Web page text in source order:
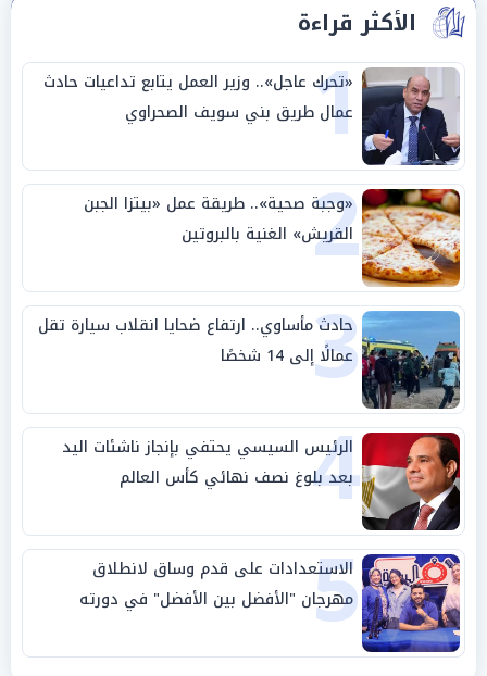
الأكثر قراءة
1
«تحرك عاجل».. وزير العمل يتابع تداعيات حادث
عمال طريق بني سويف الصحراوي
2
«وجبة صحية».. طريقة عمل «بيتزا الجبن
القريش» الغنية بالبروتين
3
حادث مأساوي.. ارتفاع ضحايا انقلاب سيارة تقل
عمالًا إلى 14 شخصًا
4
الرئيس السيسي يحتفي بإنجاز ناشئات اليد
بعد بلوغ نصف نهائي كأس العالم
5
الاستعدادات على قدم وساق لانطلاق
مهرجان "الأفضل بين الأفضل" في دورته
الخامسة